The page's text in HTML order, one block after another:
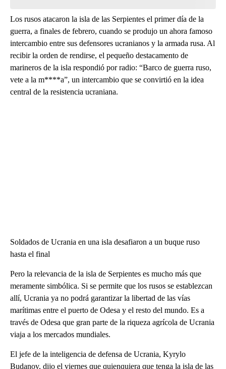
Los rusos atacaron la isla de las Serpientes el primer día de la
guerra, a finales de febrero, cuando se produjo un ahora famoso
intercambio entre sus defensores ucranianos y la armada rusa. Al
recibir la orden de rendirse, el pequeño destacamento de
marineros de la isla respondió por radio: “Barco de guerra ruso,
vete a la m****a”, un intercambio que se convirtió en la idea
central de la resistencia ucraniana.
Soldados de Ucrania en una isla desafiaron a un buque ruso
hasta el final
Pero la relevancia de la isla de Serpientes es mucho más que
meramente simbólica. Si se permite que los rusos se establezcan
allí, Ucrania ya no podrá garantizar la libertad de las vías
marítimas entre el puerto de Odesa y el resto del mundo. Es a
través de Odesa que gran parte de la riqueza agrícola de Ucrania
viaja a los mercados mundiales.
El jefe de la inteligencia de defensa de Ucrania, Kyrylo
Budanov, dijo el viernes que quienquiera que tenga la isla de las